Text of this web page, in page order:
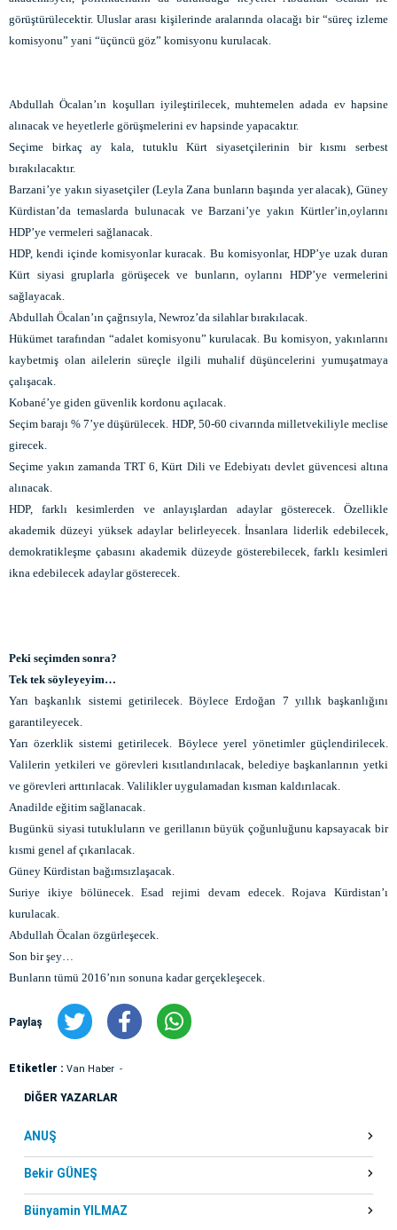
görüştürülecektir. Uluslar arası kişilerinde aralarında olacağı bir “süreç izleme
komisyonu” yani “üçüncü göz” komisyonu kurulacak.
Abdullah Öcalan’ın koşulları iyileştirilecek, muhtemelen adada ev hapsine
alınacak ve heyetlerle görüşmelerini ev hapsinde yapacaktır.
Seçime birkaç ay kala, tutuklu Kürt siyasetçilerinin bir kısmı serbest
bırakılacaktır.
Barzani’ye yakın siyasetçiler (Leyla Zana bunların başında yer alacak), Güney
Kürdistan’da temaslarda bulunacak ve Barzani’ye yakın Kürtler’in,oylarını
HDP’ye vermeleri sağlanacak.
HDP, kendi içinde komisyonlar kuracak. Bu komisyonlar, HDP’ye uzak duran
Kürt siyasi gruplarla görüşecek ve bunların, oylarını HDP’ye vermelerini
sağlayacak.
Abdullah Öcalan’ın çağrısıyla, Newroz’da silahlar bırakılacak.
Hükümet tarafından “adalet komisyonu” kurulacak. Bu komisyon, yakınlarını
kaybetmiş olan ailelerin süreçle ilgili muhalif düşüncelerini yumuşatmaya
çalışacak.
Kobané’ye giden güvenlik kordonu açılacak.
Seçim barajı % 7’ye düşürülecek. HDP, 50-60 civarında milletvekiliyle meclise
girecek.
Seçime yakın zamanda TRT 6, Kürt Dili ve Edebiyatı devlet güvencesi altına
alınacak.
HDP, farklı kesimlerden ve anlayışlardan adaylar gösterecek. Özellikle
akademik düzeyi yüksek adaylar belirleyecek. İnsanlara liderlik edebilecek,
demokratikleşme çabasını akademik düzeyde gösterebilecek, farklı kesimleri
ikna edebilecek adaylar gösterecek.
Peki seçimden sonra?
Tek tek söyleyeyim…
Yarı başkanlık sistemi getirilecek. Böylece Erdoğan 7 yıllık başkanlığını
garantileyecek.
Yarı özerklik sistemi getirilecek. Böylece yerel yönetimler güçlendirilecek.
Valilerin yetkileri ve görevleri kısıtlandırılacak, belediye başkanlarının yetki
ve görevleri arttırılacak. Valilikler uygulamadan kısman kaldırılacak.
Anadilde eğitim sağlanacak.
Bugünkü siyasi tutukluların ve gerillanın büyük çoğunluğunu kapsayacak bir
kısmi genel af çıkarılacak.
Güney Kürdistan bağımsızlaşacak.
Suriye ikiye bölünecek. Esad rejimi devam edecek. Rojava Kürdistan’ı
kurulacak.
Abdullah Öcalan özgürleşecek.
Son bir şey…
Bunların tümü 2016’nın sonuna kadar gerçekleşecek.
Paylaş
Etiketler : Van Haber
DİĞER YAZARLAR
ANUŞ
Bekir GÜNEŞ
Bünyamin YILMAZ